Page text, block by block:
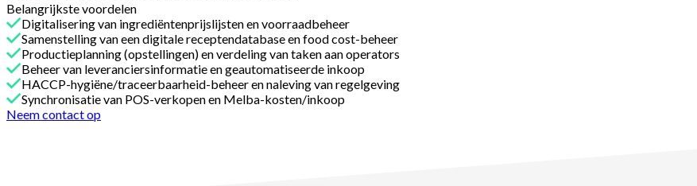
Belangrijkste voordelen
Digitalisering van ingrediëntenprijslijsten en voorraadbeheer
Samenstelling van een digitale receptendatabase en food cost-beheer
Productieplanning (opstellingen) en verdeling van taken aan operators
Beheer van leveranciersinformatie en geautomatiseerde inkoop
HACCP-hygiëne/traceerbaarheid-beheer en naleving van regelgeving
Synchronisatie van POS-verkopen en Melba-kosten/inkoop
Neem contact op